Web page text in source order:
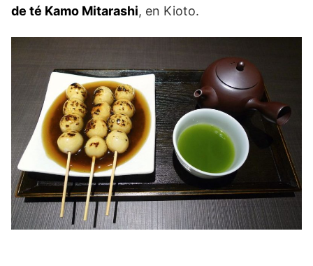
de té Kamo Mitarashi, en Kioto.